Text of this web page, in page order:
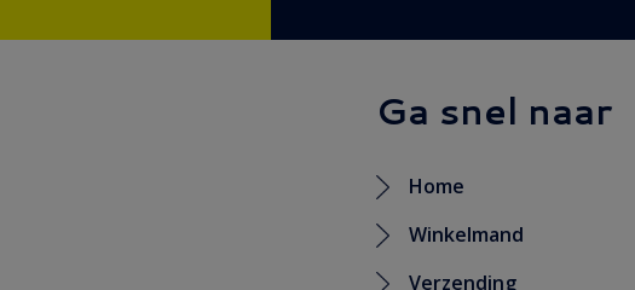
Ga snel naar
Home
Winkelmand
Verzending